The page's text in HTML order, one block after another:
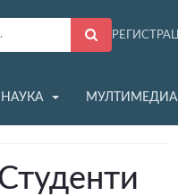
НАУКА МУЛТИМЕДИА